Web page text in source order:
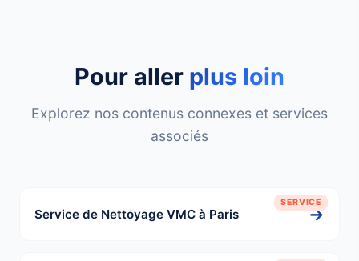
Pour aller plus loin
Explorez nos contenus connexes et services
associés
SERVICE
Service de Nettoyage VMC à Paris →